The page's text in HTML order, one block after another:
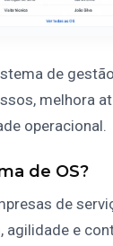
de
melhora
operacional.
de OS?
de
agilidade e